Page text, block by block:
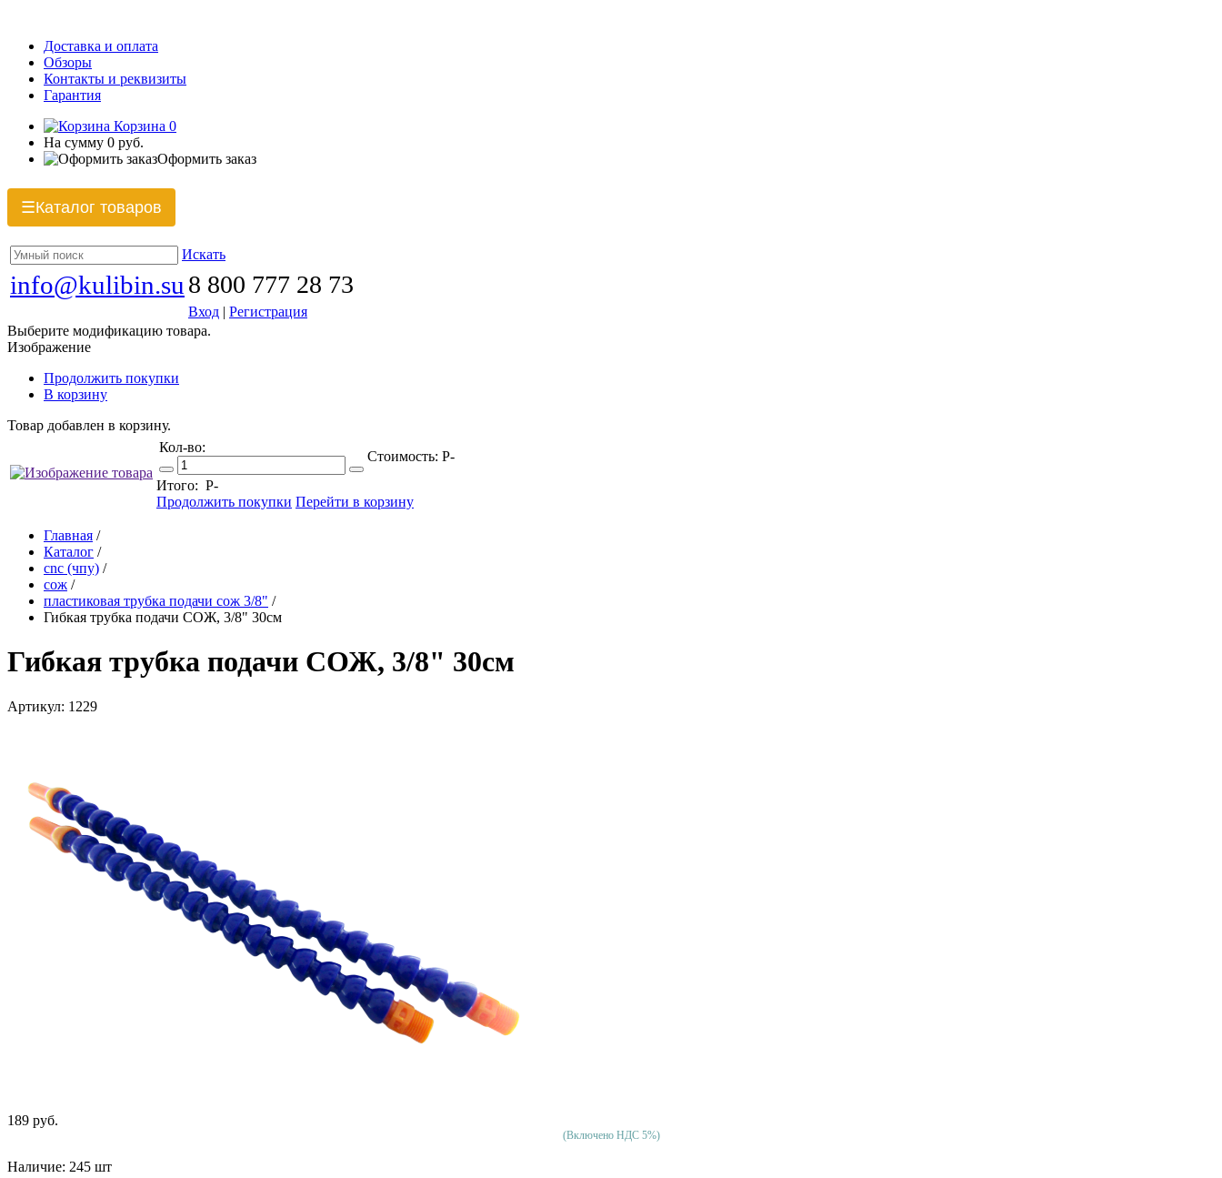
Доставка и оплата
Обзоры
Контакты и реквизиты
Гарантия
Корзина 0
На сумму 0 руб.
Оформить заказ
☰Каталог товаров
Искать
info@kulibin.su 8 800 777 28 73
Вход | Регистрация
Выберите модификацию товара.
Изображение
Продолжить покупки
В корзину
Товар добавлен в корзину.
Кол-во:
Стоимость: Р-
Итого: Р-
Продолжить покупки Перейти в корзину
Главная /
Каталог /
cnc (чпу) /
сож /
пластиковая трубка подачи сож 3/8" /
Гибкая трубка подачи СОЖ, 3/8" 30см
Гибкая трубка подачи СОЖ, 3/8" 30см
Артикул: 1229
189 руб.
(Включено НДС 5%)
Наличие: 245 шт